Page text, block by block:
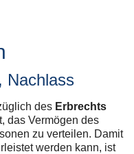
Nachlass
des Erbrechts
das Vermögen des
zu verteilen. Damit
werden kann, ist